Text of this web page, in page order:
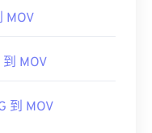
MOV
到 MOV
到 MOV